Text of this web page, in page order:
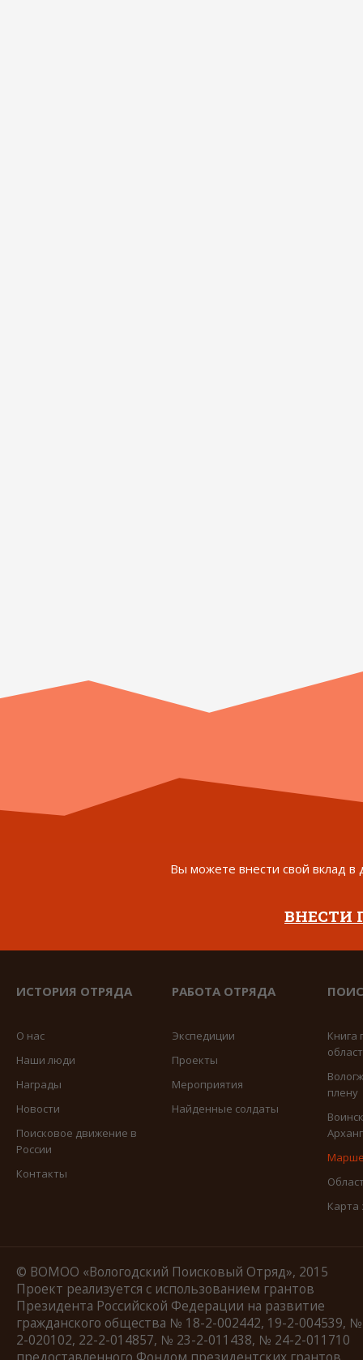
Вы можете внести свой вклад в
ВНЕСТИ
ИСТОРИЯ ОТРЯДА
О нас
Наши люди
Награды
Новости
Поисковое движение в
России
Контакты
РАБОТА ОТРЯДА
Экспедиции
Проекты
Мероприятия
Найденные солдаты
Книга
плену
Карта
© ВОМОО «Вологодский Поисковый Отряд», 2015
Проект реализуется с использованием грантов
Президента Российской Федерации на развитие
гражданского общества № 18-2-002442, 19-2-004539,
2-020102, 22-2-014857, № 23-2-011438, № 24-2-011710